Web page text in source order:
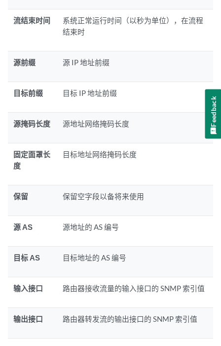
流结束时间
系统正常运行时间（以秒为单位），在流程
结束时
源前缀 源 IP 地址前缀
目标前缀 目标 IP 地址前缀
源掩码长度 源地址网络掩码长度
固定面罩长
度
目标地址网络掩码长度
保留 保留空字段以备将来使用
源 AS 源地址的 AS 编号
目标 AS 目标地址的 AS 编号
输入接口 路由器接收流量的输入接口的 SNMP 索引值
输出接口 路由器转发流的输出接口的 SNMP 索引值
Feedback